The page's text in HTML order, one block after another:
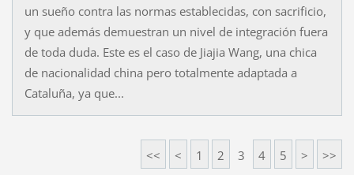
un sueño contra las normas establecidas, con sacrificio,
y que además demuestran un nivel de integración fuera
de toda duda. Este es el caso de Jiajia Wang, una chica
de nacionalidad china pero totalmente adaptada a
Cataluña, ya que...
<< < 1 2 3 4 5 > >>